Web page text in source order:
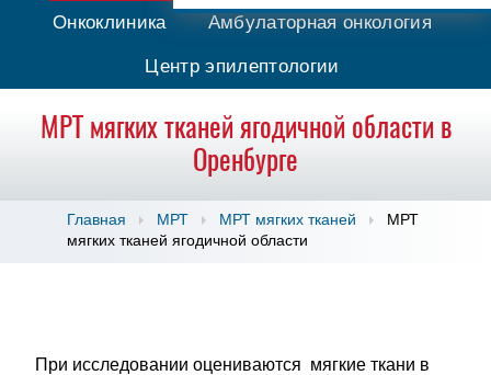
Онкоклиника Амбулаторная онкология
Центр эпилептологии
МРТ мягких тканей ягодичной области в
Оренбурге
Главная МРТ МРТ мягких тканей
МРТ
мягких тканей ягодичной области
При исследовании оцениваются мягкие ткани в